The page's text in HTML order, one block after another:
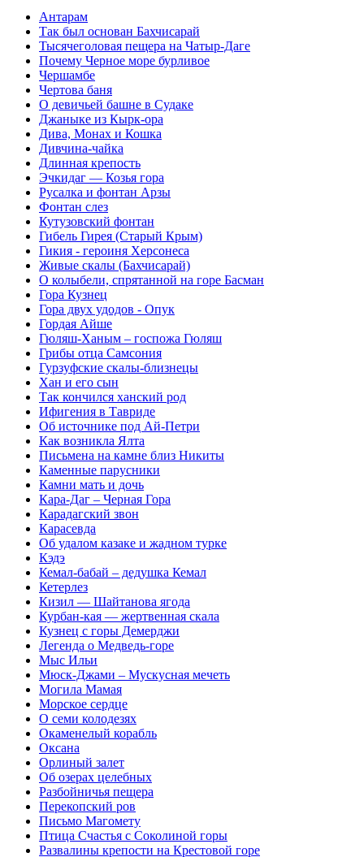
Антарам
Так был основан Бахчисарай
Тысячеголовая пещера на Чатыр-Даге
Почему Черное море бурливое
Чершамбе
Чертова баня
О девичьей башне в Судаке
Джаныке из Кырк-ора
Дива, Монах и Кошка
Дивчина-чайка
Длинная крепость
Эчкидаг — Козья гора
Русалка и фонтан Арзы
Фонтан слез
Кутузовский фонтан
Гибель Гирея (Старый Крым)
Гикия - героиня Херсонеса
Живые скалы (Бахчисарай)
О колыбели, спрятанной на горе Басман
Гора Кузнец
Гора двух удодов - Опук
Гордая Айше
Гюляш-Ханым – госпожа Гюляш
Грибы отца Самсония
Гурзуфские скалы-близнецы
Хан и его сын
Так кончился ханский род
Ифигения в Тавриде
Об источнике под Ай-Петри
Как возникла Ялта
Письмена на камне близ Никиты
Каменные парусники
Камни мать и дочь
Кара-Даг – Черная Гора
Карадагский звон
Карасевда
Об удалом казаке и жадном турке
Кэдэ
Кемал-бабай – дедушка Кемал
Кетерлез
Кизил — Шайтанова ягода
Курбан-кая — жертвенная скала
Кузнец с горы Демерджи
Легенда о Медведь-горе
Мыс Ильи
Мюск-Джами – Мускусная мечеть
Могила Мамая
Морское сердце
О семи колодезях
Окаменелый корабль
Оксана
Орлиный залет
Об озерах целебных
Разбойничья пещера
Перекопский ров
Письмо Магомету
Птица Счастья с Соколиной горы
Развалины крепости на Крестовой горе